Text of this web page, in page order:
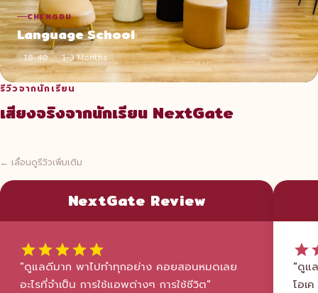
CHENGDU
Language School
18-40 1-3 Months
รีวิวจากนักเรียน
เสียงจริงจากนักเรียน NextGate
← เลื่อนดูรีวิวเพิ่มเติม
NextGate Review
"ดูแลดีมาก พาไปทำทุกอย่าง คอยสอนหมดเลย
อะไรที่จำเป็น การใช้แอพต่างๆ การใช้ชีวิต"
"ดูแ
โอเ